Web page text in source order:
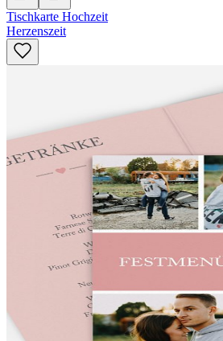
Tischkarte Hochzeit
Herzenszeit